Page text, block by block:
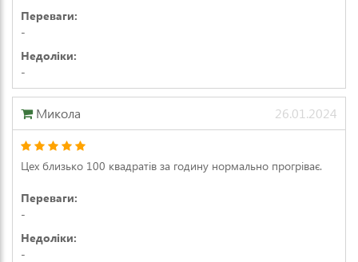
Переваги:
-
Недоліки:
-
Микола 26.01.2024
Цех близько 100 квадратів за годину нормально прогріває.
Переваги:
-
Недоліки:
-